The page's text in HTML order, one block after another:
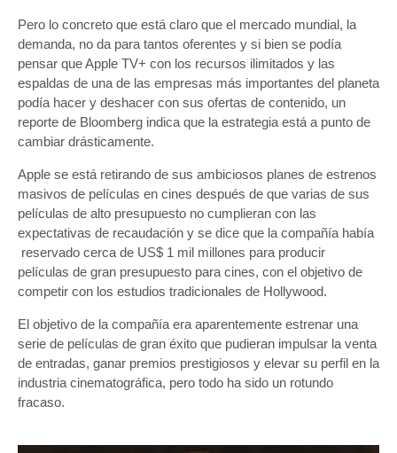
Pero lo concreto que está claro que el mercado mundial, la
demanda, no da para tantos oferentes y si bien se podía
pensar que Apple TV+ con los recursos ilimitados y las
espaldas de una de las empresas más importantes del planeta
podía hacer y deshacer con sus ofertas de contenido, un
reporte de Bloomberg indica que la estrategia está a punto de
cambiar drásticamente.
Apple se está retirando de sus ambiciosos planes de estrenos
masivos de películas en cines después de que varias de sus
películas de alto presupuesto no cumplieran con las
expectativas de recaudación y se dice que la compañía había
reservado cerca de US$ 1 mil millones para producir
películas de gran presupuesto para cines, con el objetivo de
competir con los estudios tradicionales de Hollywood.
El objetivo de la compañía era aparentemente estrenar una
serie de películas de gran éxito que pudieran impulsar la venta
de entradas, ganar premios prestigiosos y elevar su perfil en la
industria cinematográfica, pero todo ha sido un rotundo
fracaso.